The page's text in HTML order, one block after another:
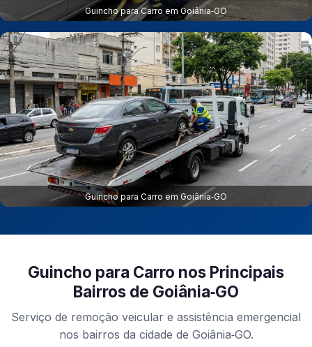
Guincho para Carro em Goiânia‑GO
Guincho para Carro em Goiânia‑GO
Guincho para Carro nos Principais
Bairros de Goiânia‑GO
Serviço de remoção veicular e assistência emergencial
nos bairros da cidade de Goiânia‑GO.